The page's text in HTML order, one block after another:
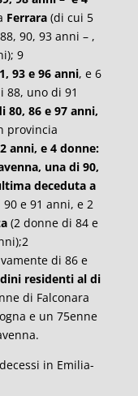
Ferrara (di cui 5
90, 93 anni – ,
9
93 e 96 anni, e 6
88, uno di 91
80, 86 e 97 anni,
provincia
anni, e 4 donne:
una di 90,
deceduta a
e 91 anni, e 2
(2 donne di 84 e
di 86 e
residenti al di
di Falconara
e un 75enne
in Emilia-